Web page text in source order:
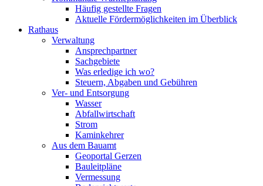
Häufig gestellte Fragen
Aktuelle Fördermöglichkeiten im Überblick
Rathaus
Verwaltung
Ansprechpartner
Sachgebiete
Was erledige ich wo?
Steuern, Abgaben und Gebühren
Ver- und Entsorgung
Wasser
Abfallwirtschaft
Strom
Kaminkehrer
Aus dem Bauamt
Geoportal Gerzen
Bauleitpläne
Vermessung